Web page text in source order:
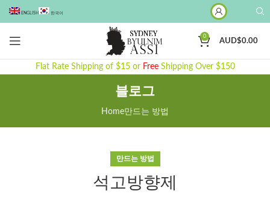
ENGLISH 한국어
0
AUD$0.00
Flat Rate Shipping of $15 or Free Shipping Over $150
블로그
Home만드는 방법
만드는 방법
석고방향제